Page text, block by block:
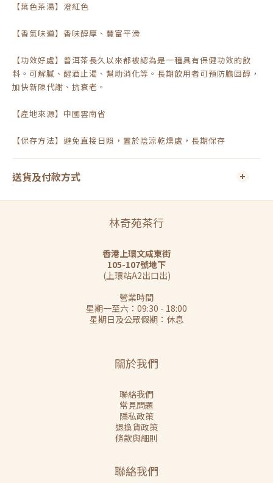
【葉色茶湯】澄紅色
【香氣味道】香味醇厚、豐富平滑
【功效好處】普洱茶長久以來都被認為是一種具有保健功效的飲
料。可解膩、醒酒止渴、幫助消化等。長期飲用者可預防膽固醇，
加快新陳代謝、抗衰老。
【產地來源】中國雲南省
【保存方法】避免直接日照，置於陰涼乾燥處，長期保存
送貨及付款方式
林奇苑茶行
香港上環文咸東街
105-107號地下
(上環站A2出口出)
營業時間
星期一至六：09:30 - 18:00
星期日及公眾假期：休息
關於我們
聯絡我們
常見問題
隱私政策
退換貨政策
條款與細則
聯絡我們